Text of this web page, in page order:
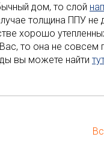
дом, то слой
толщина ППУ
хорошо
то она не совсем
вы можете найти